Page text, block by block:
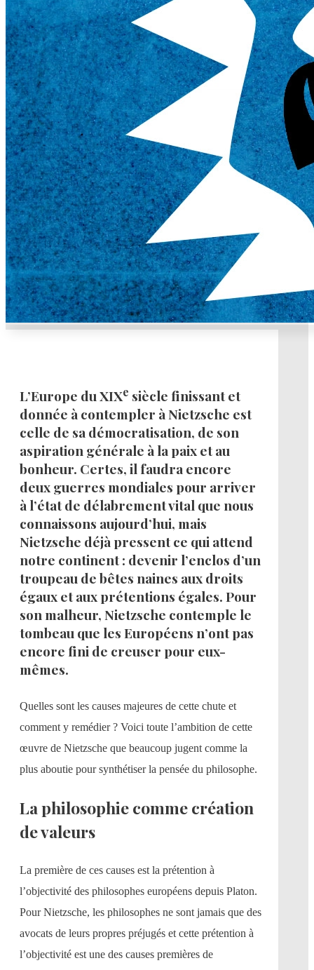
L’Europe du XIXe siècle finissant et
donnée à contempler à Nietzsche est
celle de sa démocratisation, de son
aspiration générale à la paix et au
bonheur. Certes, il faudra encore
deux guerres mondiales pour arriver
à l’état de délabrement vital que nous
connaissons aujourd’hui, mais
Nietzsche déjà pressent ce qui attend
notre continent : devenir l’enclos d’un
troupeau de bêtes naines aux droits
égaux et aux prétentions égales. Pour
son malheur, Nietzsche contemple le
tombeau que les Européens n’ont pas
encore fini de creuser pour eux-
mêmes.
Quelles sont les causes majeures de cette chute et
comment y remédier ? Voici toute l’ambition de cette
œuvre de Nietzsche que beaucoup jugent comme la
plus aboutie pour synthétiser la pensée du philosophe.
La philosophie comme création
de valeurs
La première de ces causes est la prétention à
l’objectivité des philosophes européens depuis Platon.
Pour Nietzsche, les philosophes ne sont jamais que des
avocats de leurs propres préjugés et cette prétention à
l’objectivité est une des causes premières de